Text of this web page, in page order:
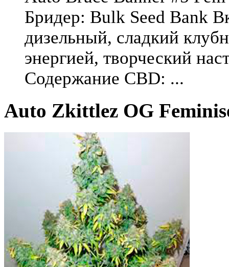
Бридер: Bulk Seed Bank
дизельный, сладкий
энергией, творческий
Содержание CBD: ...
Auto Zkittlez OG